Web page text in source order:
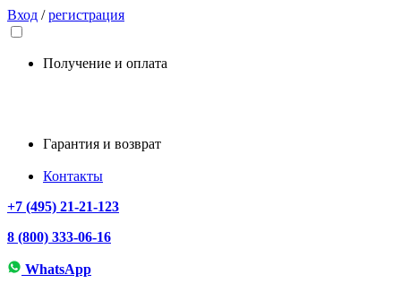
Вход /регистрация
Получение и оплата
Гарантия и возврат
Контакты
+7 (495) 21-21-123
8 (800) 333-06-16
WhatsApp